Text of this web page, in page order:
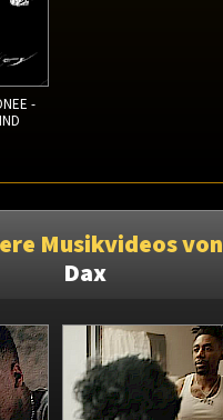
-
Musikvideos von
Dax